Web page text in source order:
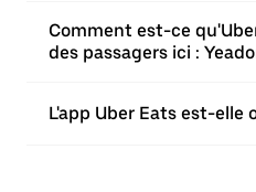
Comment est-ce
des passagers ici :
L'app Uber Eats est-elle